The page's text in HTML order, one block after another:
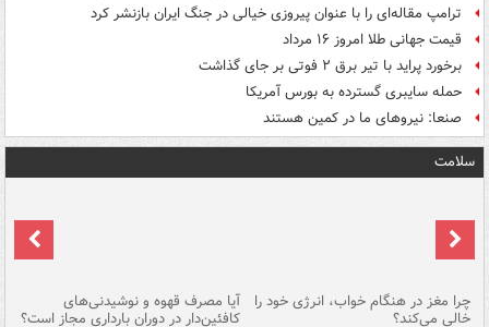
ترامپ مقاله‌ای را با عنوان پیروزی خیالی در جنگ ایران بازنشر کرد
قیمت جهانی طلا امروز ۱۶ مرداد
برخورد پراید با تیر برق ۲ فوتی بر جای گذاشت
حمله سایبری گسترده به بورس آمریکا
صنعا: نیروهای ما در کمین‌ هستند
سلامت
چرا مغز در هنگام خواب، انرژی خود را
خالی می‌کند؟
آیا مصرف قهوه و نوشیدنی‌های
کافئین‌دار در دوران بارداری مجاز است؟